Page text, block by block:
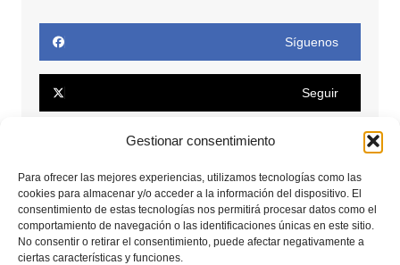
Gestionar consentimiento
Para ofrecer las mejores experiencias, utilizamos tecnologías como las
cookies para almacenar y/o acceder a la información del dispositivo. El
consentimiento de estas tecnologías nos permitirá procesar datos como el
comportamiento de navegación o las identificaciones únicas en este sitio.
No consentir o retirar el consentimiento, puede afectar negativamente a
ciertas características y funciones.
Síguenos
Seguir
Conectar
Seguir